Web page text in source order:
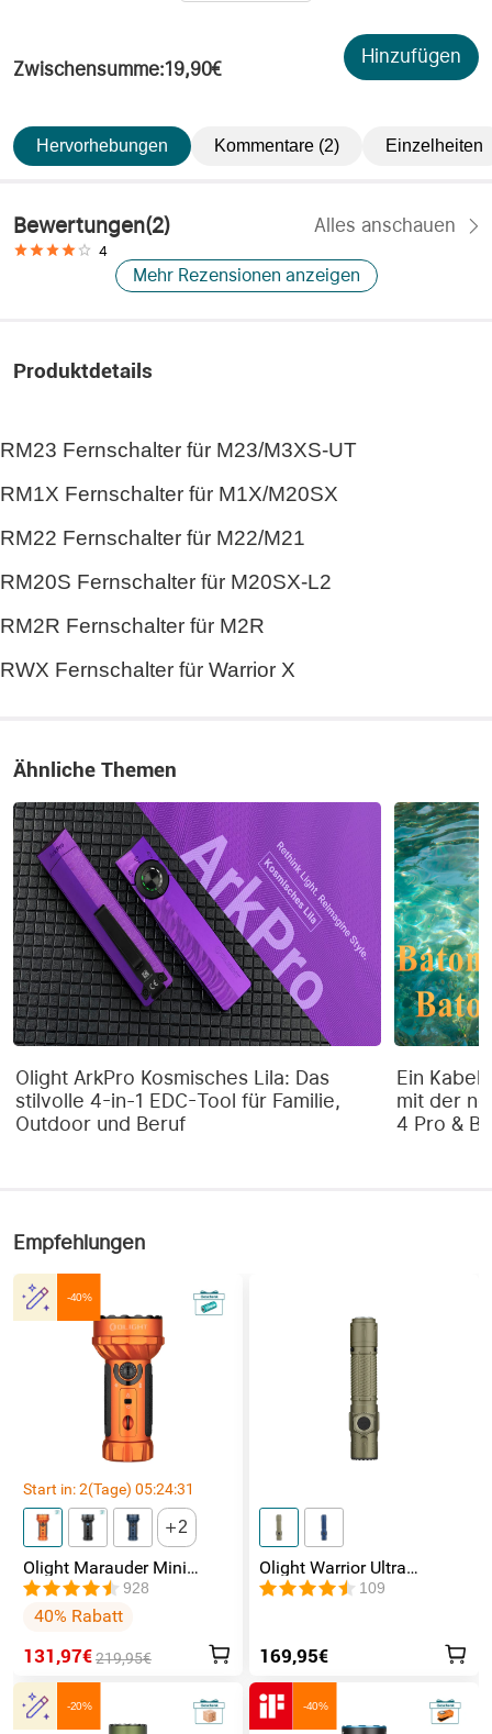
Zwischensumme:19,90€
Hinzufügen
Hervorhebungen Kommentare (2) Einzelheiten
Bewertungen(2) Alles anschauen
4
Mehr Rezensionen anzeigen
Produktdetails
RM23 Fernschalter für M23/M3XS-UT
RM1X Fernschalter für M1X/M20SX
RM22 Fernschalter für M22/M21
RM20S Fernschalter für M20SX-L2
RM2R Fernschalter für M2R
RWX Fernschalter für Warrior X
Ähnliche Themen
Olight ArkPro Kosmisches Lila: Das
stilvolle 4-in-1 EDC-Tool für Familie,
Outdoor und Beruf
Ein Kabel
mit der
4 Pro &
Empfehlungen
-40%
Start in:2(Tage) 05:24:31
2
Olight Marauder Mini
leistungsstarke LED
Taschenlampe mit 7000
Lumen und 600 Metern
928
40% Rabatt
131,97€219,95€
Olight Warrior Ultra
Taktische Taschenlampe
109
169,95€
-20% -40%